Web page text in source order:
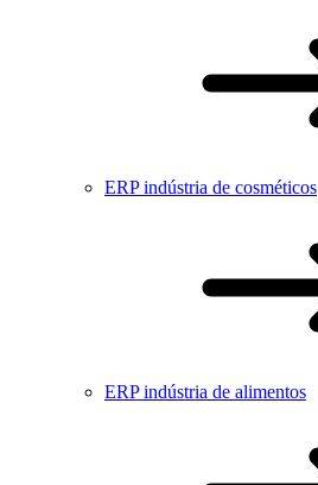
ERP indústria de cosméticos
ERP indústria de alimentos